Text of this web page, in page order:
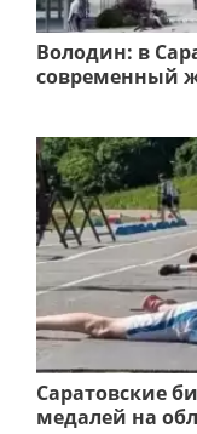
Володин: в
современный
Саратовские
медалей на